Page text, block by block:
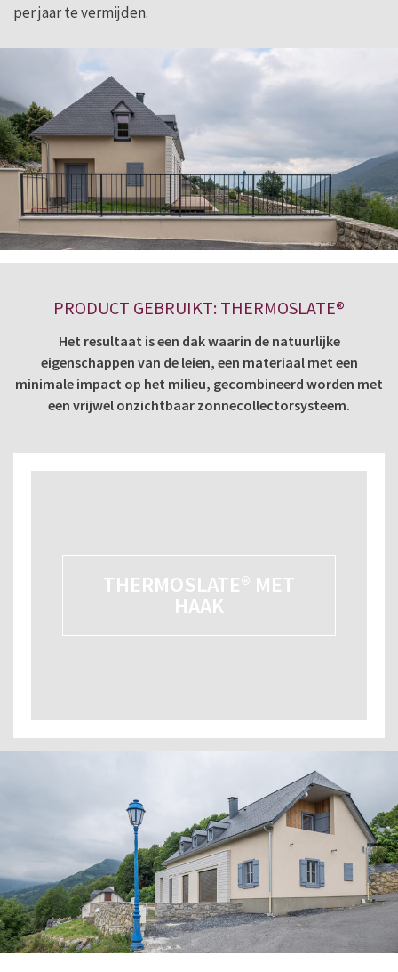
per jaar te vermijden.
PRODUCT GEBRUIKT: THERMOSLATE®
Het resultaat is een dak waarin de natuurlijke
eigenschappen van de leien, een materiaal met een
minimale impact op het milieu, gecombineerd worden met
een vrijwel onzichtbaar zonnecollectorsysteem.
THERMOSLATE® MET
HAAK